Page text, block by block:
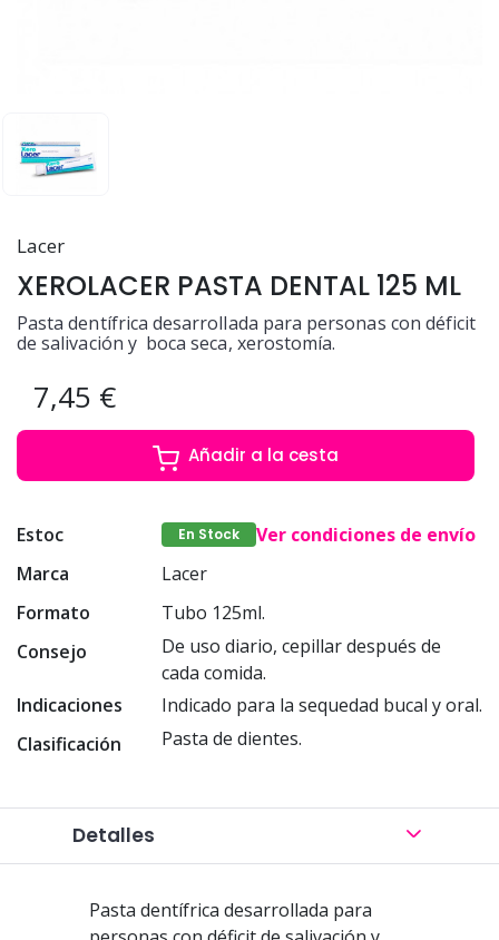
Lacer
XEROLACER PASTA DENTAL 125 ML
Pasta dentífrica desarrollada para personas con déficit
de salivación y boca seca, xerostomía.
7,45 €
Añadir a la cesta
Estoc En Stock
Ver condiciones de envío
Marca
Lacer
Formato
Tubo 125ml.
Consejo
De uso diario, cepillar después de
cada comida.
Indicaciones
Indicado para la sequedad bucal y oral.
Clasificación
Pasta de dientes.
Detalles
Pasta dentífrica desarrollada para